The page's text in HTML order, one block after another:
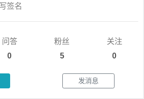
签名
问答
0
粉丝
5
关注
0
发消息